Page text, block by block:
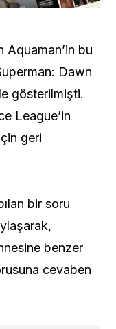
Aquaman’in bu
Dawn
gösterilmişti.
League’in
geri
bir soru
benzer
cevaben